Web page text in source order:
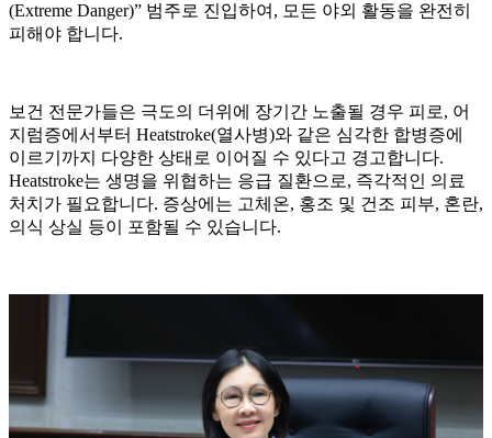
(Extreme Danger)” 범주로 진입하여, 모든 야외 활동을 완전히
피해야 합니다.
보건 전문가들은 극도의 더위에 장기간 노출될 경우 피로, 어
지럼증에서부터 Heatstroke(열사병)와 같은 심각한 합병증에
이르기까지 다양한 상태로 이어질 수 있다고 경고합니다.
Heatstroke는 생명을 위협하는 응급 질환으로, 즉각적인 의료
처치가 필요합니다. 증상에는 고체온, 홍조 및 건조 피부, 혼란,
의식 상실 등이 포함될 수 있습니다.